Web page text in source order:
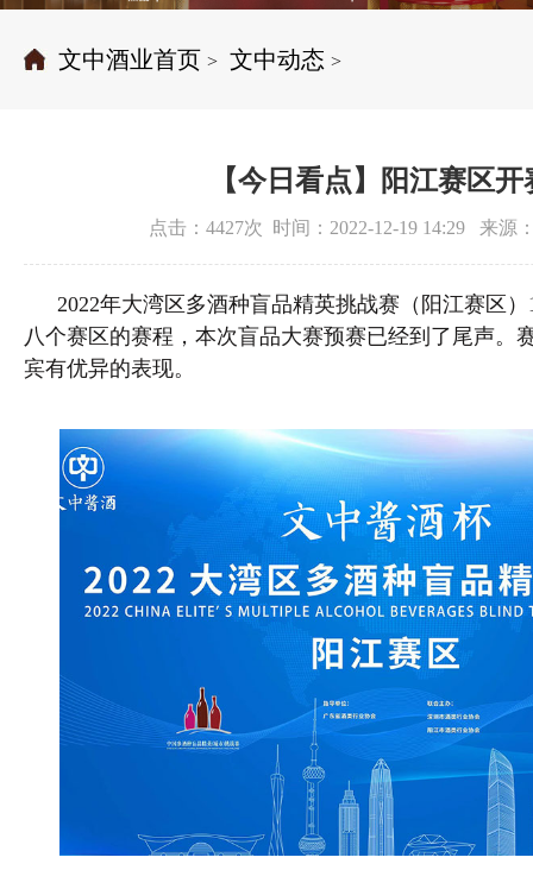
文中酒业首页 > 文中动态 >
【今日看点】阳江赛区开
点击：4427次 时间：2022-12-19 14:29 来源
2022年大湾区多酒种盲品精英挑战赛（阳江赛区
八个赛区的赛程，本次盲品大赛预赛已经到了尾声。
宾有优异的表现。